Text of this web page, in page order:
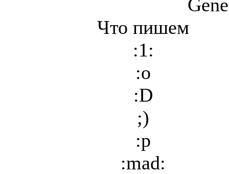
Что пишем
:1:
:o
:D
;)
:p
:mad: